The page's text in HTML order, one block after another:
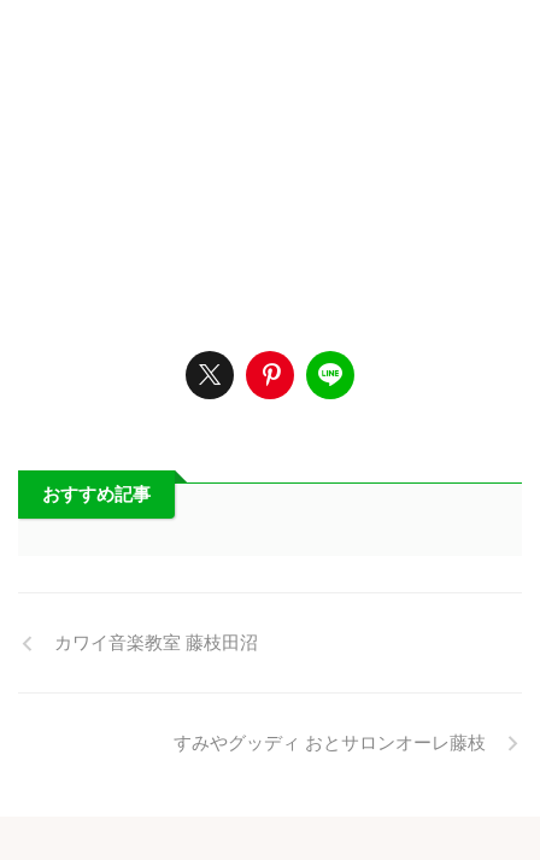
おすすめ記事
カワイ音楽教室 藤枝田沼
すみやグッディ おとサロンオーレ藤枝